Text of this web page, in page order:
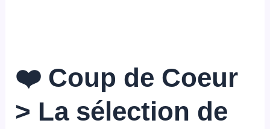
❤️ Coup de Coeur
> La sélection de